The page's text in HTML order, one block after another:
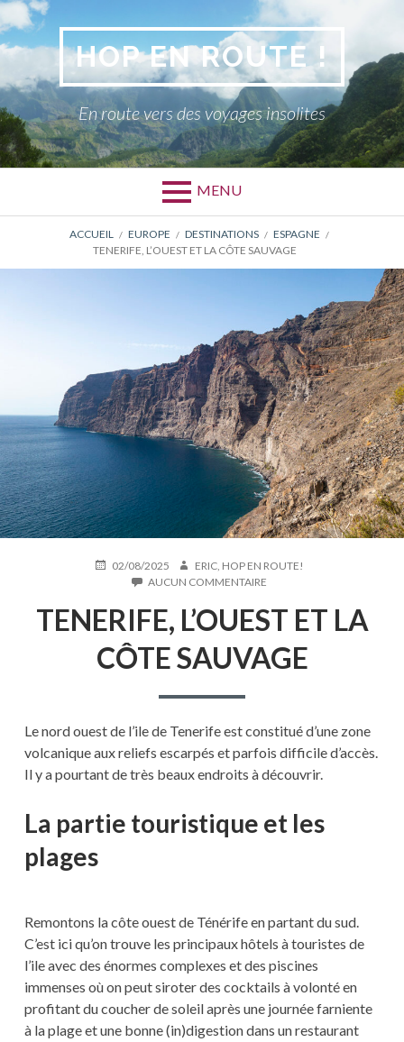
Aller
au
contenu
HOP EN ROUTE !
En route vers des voyages insolites
MENU
D'ARIANE
ACCUEIL EUROPE DESTINATIONS
ESPAGNE
TENERIFE, L’OUEST ET LA CÔTE SAUVAGE
PUBLIÉ02/08/2025 AUTEUR
ERIC, HOP EN ROUTE!
AUCUN COMMENTAIRE
L’OUEST
ET
LA
CÔTE
TENERIFE, L’OUEST ET LA
CÔTE SAUVAGE
Le nord ouest de l’ile de Tenerife est constitué d’une zone
volcanique aux reliefs escarpés et parfois difficile d’accès.
Il y a pourtant de très beaux endroits à découvrir.
La partie touristique et les
plages
Remontons la côte ouest de Ténérife en partant du sud.
C’est ici qu’on trouve les principaux hôtels à touristes de
l’ile avec des énormes complexes et des piscines
immenses où on peut siroter des cocktails à volonté en
profitant du coucher de soleil après une journée farniente
à la plage et une bonne (in)digestion dans un restaurant